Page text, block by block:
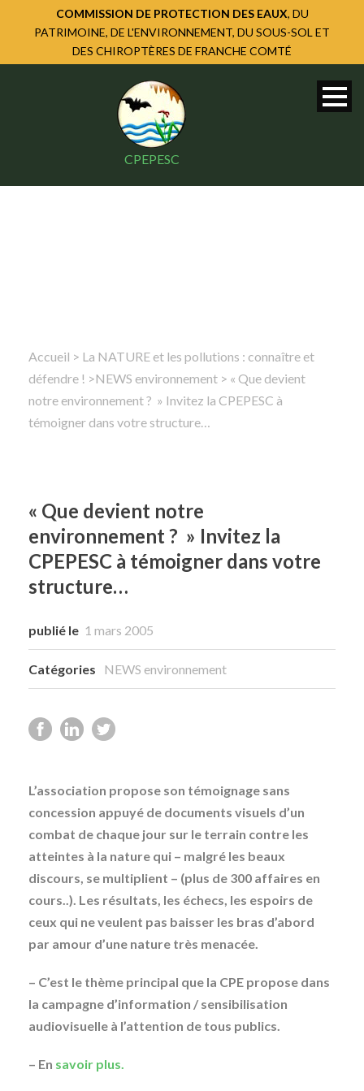
COMMISSION DE PROTECTION DES EAUX, DU
PATRIMOINE, DE L'ENVIRONNEMENT, DU SOUS-SOL ET
DES CHIROPTÈRES DE FRANCHE COMTÉ
CPEPESC
Rechercher
Accueil > La NATURE et les pollutions : connaître et
défendre ! >NEWS environnement > « Que devient
notre environnement ? » Invitez la CPEPESC à
témoigner dans votre structure…
« Que devient notre
environnement ? » Invitez la
CPEPESC à témoigner dans votre
structure…
publié le 1 mars 2005
Catégories NEWS environnement
L’association propose son témoignage sans
concession appuyé de documents visuels d’un
combat de chaque jour sur le terrain contre les
atteintes à la nature qui – malgré les beaux
discours, se multiplient – (plus de 300 affaires en
cours..). Les résultats, les échecs, les espoirs de
ceux qui ne veulent pas baisser les bras d’abord
par amour d’une nature très menacée.
– C’est le thème principal que la CPE propose dans
la campagne d’information / sensibilisation
audiovisuelle à l’attention de tous publics.
– En savoir plus.